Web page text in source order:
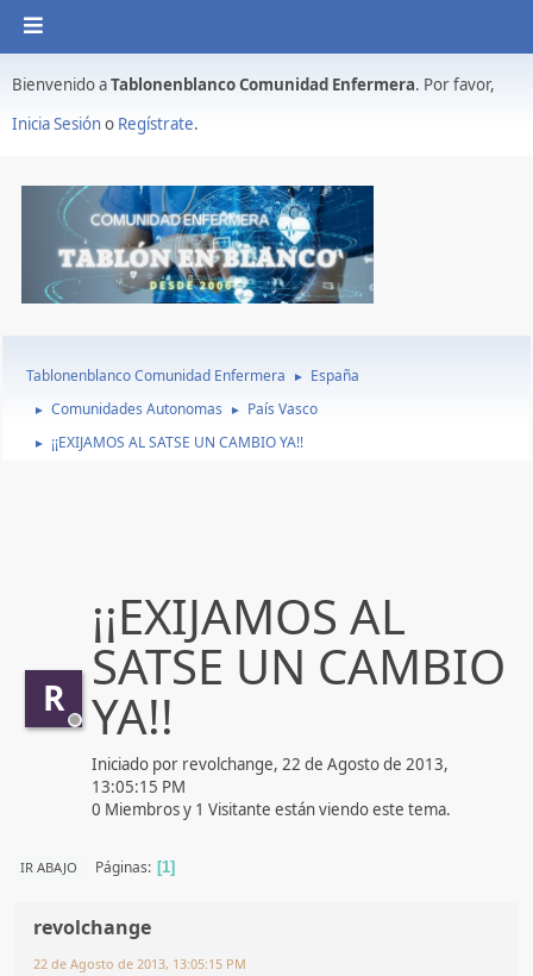
Bienvenido aTablonenblanco Comunidad Enfermera. Por favor,
Inicia Sesióno Regístrate.
Tablonenblanco Comunidad Enfermera ► España
► Comunidades Autonomas ► País Vasco
► ¡¡EXIJAMOS AL SATSE UN CAMBIO YA!!
R
¡¡EXIJAMOS AL
SATSE UN CAMBIO
YA!!
Iniciado por revolchange, 22 de Agosto de 2013,
13:05:15 PM
0 Miembros y 1 Visitante están viendo este tema.
IR ABAJO Páginas 1
revolchange
22 de Agosto de 2013, 13:05:15 PM